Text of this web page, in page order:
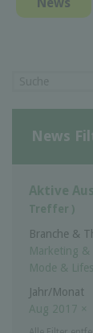
News
Aktive
Treffer )
Branche &
Marketing &
Mode &
Jahr/Monat
Aug 2017 ×